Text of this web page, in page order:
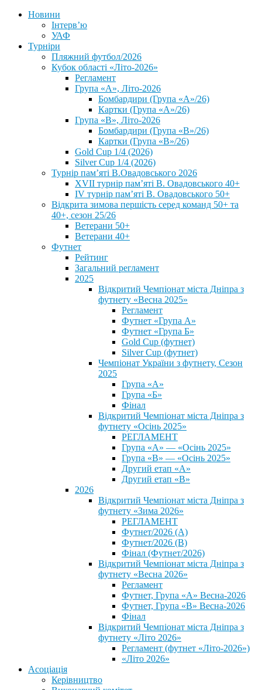
Новини
Інтерв’ю
УАФ
Турніри
Пляжний футбол/2026
Кубок області «Літо-2026»
Регламент
Група «А», Літо-2026
Бомбардири (Група «А»/26)
Картки (Група «А»/26)
Група «В», Літо-2026
Бомбардири (Група «В»/26)
Картки (Група «В»/26)
Gold Cup 1/4 (2026)
Silver Cup 1/4 (2026)
Турнір пам’яті В.Овадовського 2026
XVII турнір пам’яті В. Овадовського 40+
IV турнір пам’яті В. Овадовського 50+
Відкрита зимова першість серед команд 50+ та
40+, сезон 25/26
Ветерани 50+
Ветерани 40+
Футнет
Рейтинг
Загальний регламент
2025
Відкритий Чемпіонат міста Дніпра з
футнету «Весна 2025»
Регламент
Футнет «Група А»
Футнет «Група Б»
Gold Cup (футнет)
Silver Cup (футнет)
Чемпіонат України з футнету, Сезон
2025
Група «А»
Група «Б»
Фінал
Відкритий Чемпіонат міста Дніпра з
футнету «Осінь 2025»
РЕГЛАМЕНТ
Група «А» — «Осінь 2025»
Група «В» — «Осінь 2025»
Другий етап «А»
Другий етап «В»
2026
Відкритий Чемпіонат міста Дніпра з
футнету «Зима 2026»
РЕГЛАМЕНТ
Футнет/2026 (А)
Футнет/2026 (В)
Фінал (Футнет/2026)
Відкритий Чемпіонат міста Дніпра з
футнету «Весна 2026»
Регламент
Футнет, Група «А» Весна-2026
Футнет, Група «В» Весна-2026
Фінал
Відкритий Чемпіонат міста Дніпра з
футнету «Літо 2026»
Регламент (футнет «Літо-2026»)
«Літо 2026»
Асоціація
Керівництво